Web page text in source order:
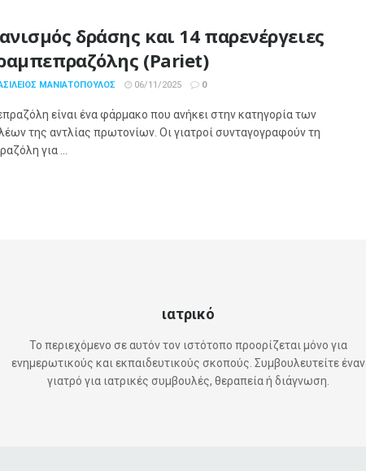
δράσης και 14 παρενέργειες
(Pariet)
ΜΑΝΙΑΤΌΠΟΥΛΟΣ 06/11/2025 0
είναι ένα φάρμακο που ανήκει στην κατηγορία των
της αντλίας πρωτονίων. Οι γιατροί συνταγογραφούν τη
για ...
ιατρικό
Το περιεχόμενο σε αυτόν τον ιστότοπο προορίζεται μόνο για
ενημερωτικούς και εκπαιδευτικούς σκοπούς. Συμβουλευτείτε έναν
γιατρό για ιατρικές συμβουλές, θεραπεία ή διάγνωση.